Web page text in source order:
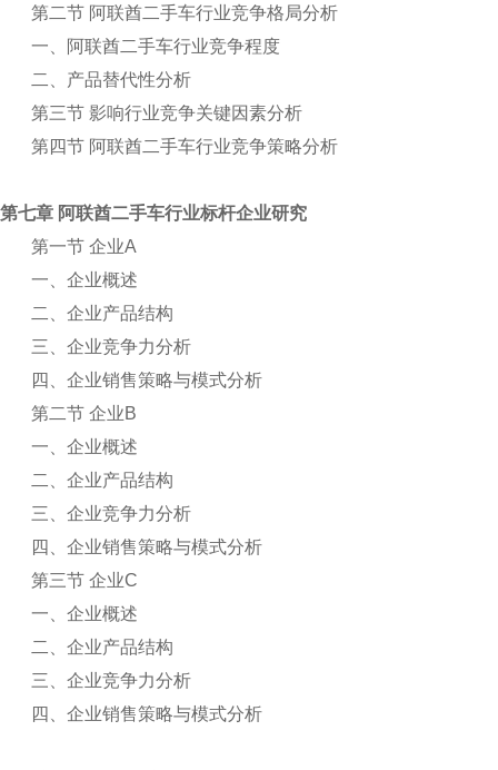
第二节 阿联酋二手车行业竞争格局分析
一、阿联酋二手车行业竞争程度
二、产品替代性分析
第三节 影响行业竞争关键因素分析
第四节 阿联酋二手车行业竞争策略分析
第七章 阿联酋二手车行业标杆企业研究
第一节 企业A
一、企业概述
二、企业产品结构
三、企业竞争力分析
四、企业销售策略与模式分析
第二节 企业B
一、企业概述
二、企业产品结构
三、企业竞争力分析
四、企业销售策略与模式分析
第三节 企业C
一、企业概述
二、企业产品结构
三、企业竞争力分析
四、企业销售策略与模式分析